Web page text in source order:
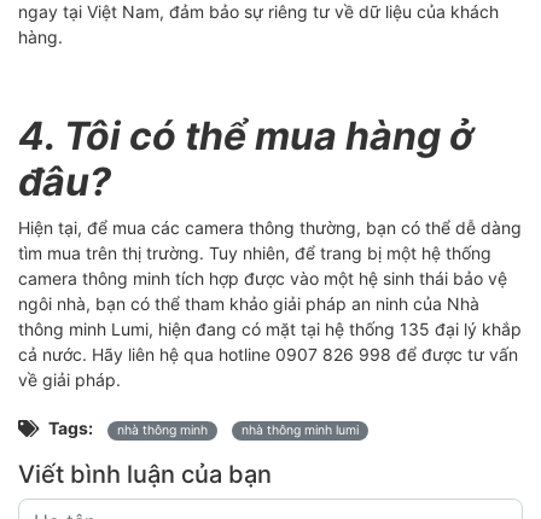
ngay tại Việt Nam, đảm bảo sự riêng tư về dữ liệu của khách
hàng.
4. Tôi có thể mua hàng ở
đâu?
Hiện tại, để mua các camera thông thường, bạn có thể dễ dàng
tìm mua trên thị trường. Tuy nhiên, để trang bị một hệ thống
camera thông minh tích hợp được vào một hệ sinh thái bảo vệ
ngôi nhà, bạn có thể tham khảo giải pháp an ninh của Nhà
thông minh Lumi, hiện đang có mặt tại hệ thống 135 đại lý khắp
cả nước. Hãy liên hệ qua hotline 0907 826 998 để được tư vấn
về giải pháp.
Tags: nhà thông minh nhà thông minh lumi
Viết bình luận của bạn